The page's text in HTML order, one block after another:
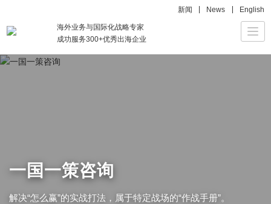
海外业务与国际化战略专家
成功服务300+优秀出海企业
新闻 News English
一国一策咨询
解决“怎么赢”的实战打法，属于特定战场的“作战手册”。